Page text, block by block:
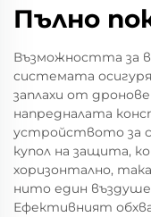
Пълно
Възможността за
системата
заплахи от
напредналата
устройството за
купол на защита,
хоризонтално,
нито един
Ефективният